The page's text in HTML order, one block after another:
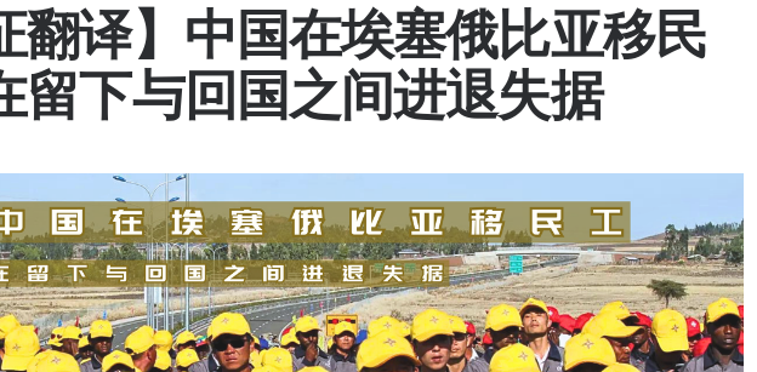
翻译】中国在埃塞俄比亚移民
留下与回国之间进退失据